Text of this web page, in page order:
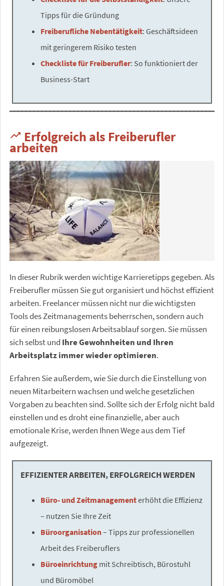
Tipps für die Gründung
Freiberufliche Nebentätigkeit: Geschäftsideen
mit geringerem Risiko testen
Checkliste für Freiberufler: So funktioniert der
Business-Start
trending_up Erfolgreich als Freiberufler
arbeiten
In dieser Rubrik werden wichtige Karrieretipps gegeben. Als
Freiberufler müssen Sie gut organisiert und höchst effizient
arbeiten. Freelancer müssen nicht nur die wichtigsten
Tools des Zeitmanagements beherrschen, sondern auch
für einen reibungslosen Arbeitsablauf sorgen. Sie müssen
sich selbst und Ihre Gewohnheiten und Ihren
Arbeitsplatz immer wieder optimieren.
Erfahren Sie außerdem, wie Sie durch die Einstellung von
neuen Mitarbeitern wachsen und welche gesetzlichen
Vorgaben zu beachten sind. Sollte sich der Erfolg nicht bald
einstellen und es droht eine finanzielle, aber auch
emotionale Krise, werden Ihnen Wege aus dem Tief
aufgezeigt.
EFFIZIENTER ARBEITEN, ERFOLGREICH WERDEN
Büro- und Zeitmanagementerhöht die Effizienz
– nutzen Sie Ihre Zeit
Büroorganisation– Tipps zur professionellen
Arbeit des Freiberuflers
Büroeinrichtung mit Schreibtisch, Bürostuhl
und Büromöbel